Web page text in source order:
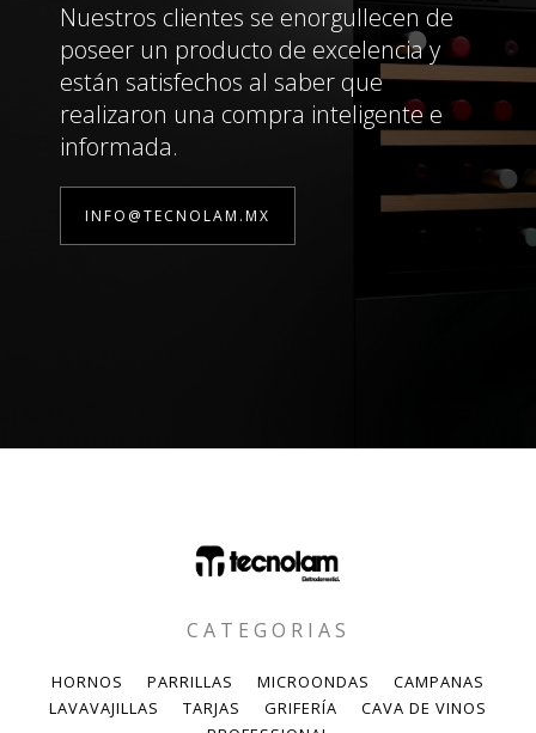
Nuestros clientes se enorgullecen de
poseer un producto de excelencia y
están satisfechos al saber que
realizaron una compra inteligente e
informada.
INFO@TECNOLAM.MX
CATEGORIAS
HORNOS PARRILLAS MICROONDAS
CAMPANAS
LAVAVAJILLAS
TARJAS GRIFERÍA
CAVA DE VINOS